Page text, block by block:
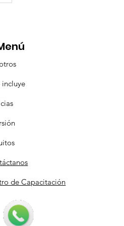
incluye
de Capacitación